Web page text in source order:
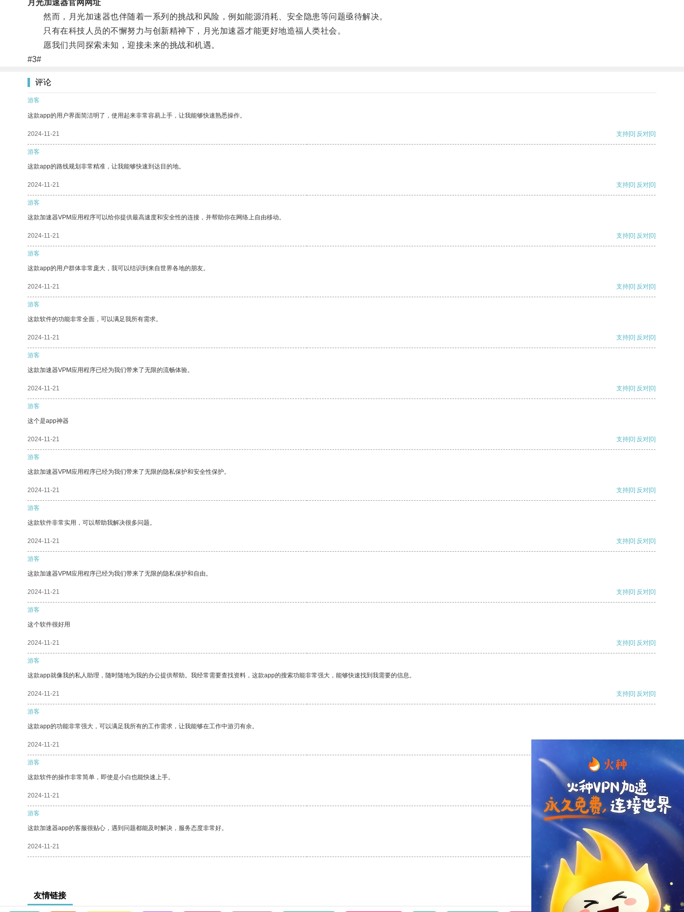
月光加速器官网网址
然而，月光加速器也伴随着一系列的挑战和风险，例如能源消耗、安全隐患等问题亟待解决。
只有在科技人员的不懈努力与创新精神下，月光加速器才能更好地造福人类社会。
愿我们共同探索未知，迎接未来的挑战和机遇。
#3#
评论
游客
这款app的用户界面简洁明了，使用起来非常容易上手，让我能够快速熟悉操作。
2024-11-21 支持[0] 反对[0]
游客
这款app的路线规划非常精准，让我能够快速到达目的地。
2024-11-21 支持[0] 反对[0]
游客
这款加速器VPM应用程序可以给你提供最高速度和安全性的连接，并帮助你在网络上自由移动。
2024-11-21 支持[0] 反对[0]
游客
这款app的用户群体非常庞大，我可以结识到来自世界各地的朋友。
2024-11-21 支持[0] 反对[0]
游客
这款软件的功能非常全面，可以满足我所有需求。
2024-11-21 支持[0] 反对[0]
游客
这款加速器VPM应用程序已经为我们带来了无限的流畅体验。
2024-11-21 支持[0] 反对[0]
游客
这个是app神器
2024-11-21 支持[0] 反对[0]
游客
这款加速器VPM应用程序已经为我们带来了无限的隐私保护和安全性保护。
2024-11-21 支持[0] 反对[0]
游客
这款软件非常实用，可以帮助我解决很多问题。
2024-11-21 支持[0] 反对[0]
游客
这款加速器VPM应用程序已经为我们带来了无限的隐私保护和自由。
2024-11-21 支持[0] 反对[0]
游客
这个软件很好用
2024-11-21 支持[0] 反对[0]
游客
这款app就像我的私人助理，随时随地为我的办公提供帮助。我经常需要查找资料，这款app的搜索功能非常强大，能够快速找到我需要的信息。
2024-11-21 支持[0] 反对[0]
游客
这款app的功能非常强大，可以满足我所有的工作需求，让我能够在工作中游刃有余。
2024-11-21
游客
这款软件的操作非常简单，即使是小白也能快速上手。
2024-11-21 支持 [0] 反对 [0]
游客
这款加速器app的客服很贴心，遇到问题都能及时解决，服务态度非常好。
2024-11-21 支持
友情链接